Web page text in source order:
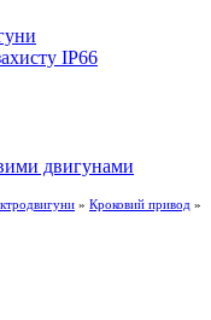
IP66
двигунами
» Кроковий привод »